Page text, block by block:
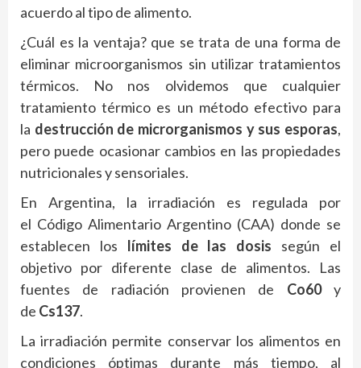
acuerdo al tipo de alimento.
¿Cuál es la ventaja? que se trata de una forma de
eliminar microorganismos sin utilizar tratamientos
térmicos. No nos olvidemos que cualquier
tratamiento térmico es un método efectivo para
la destrucción de microrganismos y sus esporas,
pero puede ocasionar cambios en las propiedades
nutricionales y sensoriales.
En Argentina, la irradiación es regulada por
el Código Alimentario Argentino (CAA) donde se
establecen los límites de las dosis según el
objetivo por diferente clase de alimentos. Las
fuentes de radiación provienen de Co60y
de Cs137.
La irradiación permite conservar los alimentos en
condiciones óptimas durante más tiempo, al